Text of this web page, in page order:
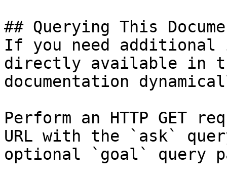
## Querying This
If you need
directly available in
documentation
Perform an HTTP GET
URL with the `ask`
optional `goal` query